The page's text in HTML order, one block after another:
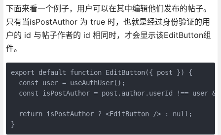
下面来看一个例子，用户可以在其中编辑他们发布的帖子。
只有当isPostAuthor 为 true 时，也就是经过身份验证的用
户的 id 与帖子作者的 id 相同时，才会显示该EditButton组
件。
export default function EditButton({ post }) {
  const user = useAuthUser();
const isPostAuthor = post.author.userId !== user
  return isPostAuthor ? <EditButton /> : null;
}